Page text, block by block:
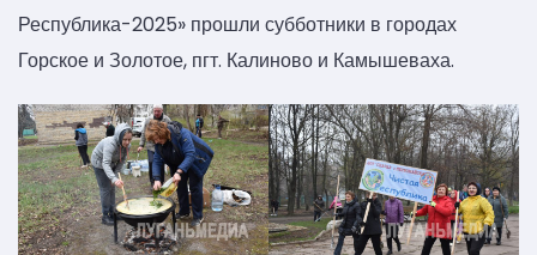
Республика-2025» прошли субботники в городах
Горское и Золотое, пгт. Калиново и Камышеваха.